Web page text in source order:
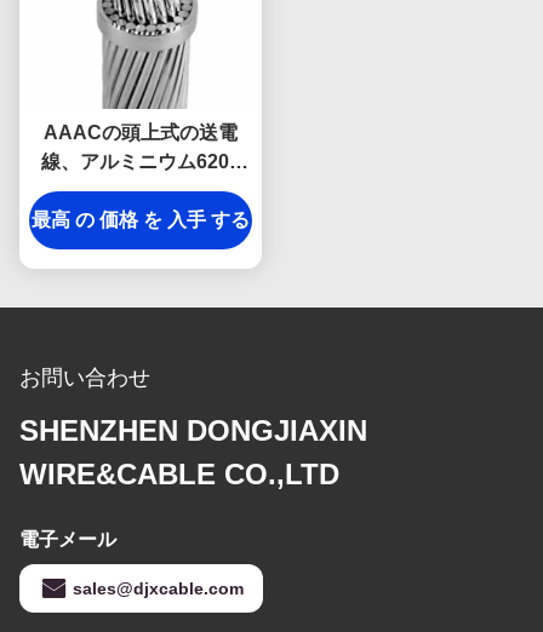
AAACの頭上式の送電
線、アルミニウム6201
6101空気の束ねられたケ
ーブル
最高 の 価格 を 入手 する
お問い合わせ
SHENZHEN DONGJIAXIN
WIRE&CABLE CO.,LTD
電子メール
sales@djxcable.com